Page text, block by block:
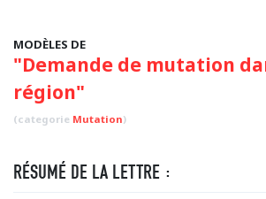
MODÈLES DE
"Demande de mutation
région"
(categorie Mutation)
RÉSUMÉ DE LA LETTRE :